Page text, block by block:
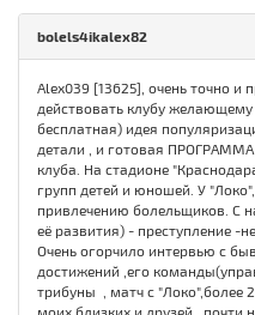
bolels4ikalex82
Alex039 [13625], очень точно и
действовать клубу желающему
бесплатная) идея
детали , и готовая
клуба. На стадионе
групп детей и юношей. У
привлечению болельщиков. С
её развития) - преступление -
Очень огорчило интервью с
достижений ,его
трибуны , матч с "Локо",более